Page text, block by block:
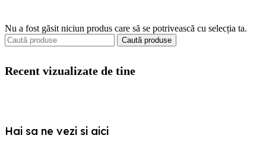
Nu a fost găsit niciun produs care să se potrivească cu selecția ta.
Caută produse
Recent vizualizate de tine
Hai sa ne vezi si aici